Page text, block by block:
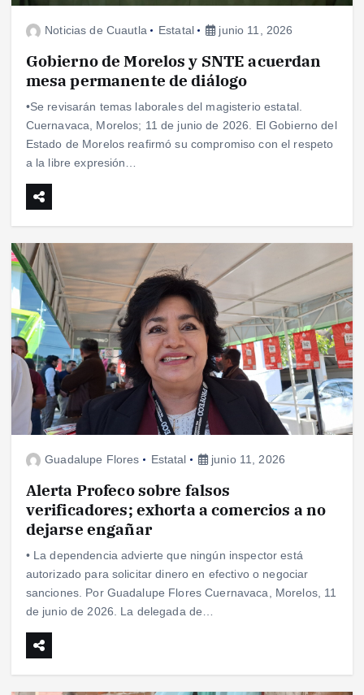
Noticias de Cuautla Estatal junio 11, 2026
Gobierno de Morelos y SNTE acuerdan
mesa permanente de diálogo
•Se revisarán temas laborales del magisterio estatal.
Cuernavaca, Morelos; 11 de junio de 2026. El Gobierno del
Estado de Morelos reafirmó su compromiso con el respeto
a la libre expresión…
Guadalupe Flores Estatal junio 11, 2026
Alerta Profeco sobre falsos
verificadores; exhorta a comercios a no
dejarse engañar
• La dependencia advierte que ningún inspector está
autorizado para solicitar dinero en efectivo o negociar
sanciones. Por Guadalupe Flores Cuernavaca, Morelos, 11
de junio de 2026. La delegada de…